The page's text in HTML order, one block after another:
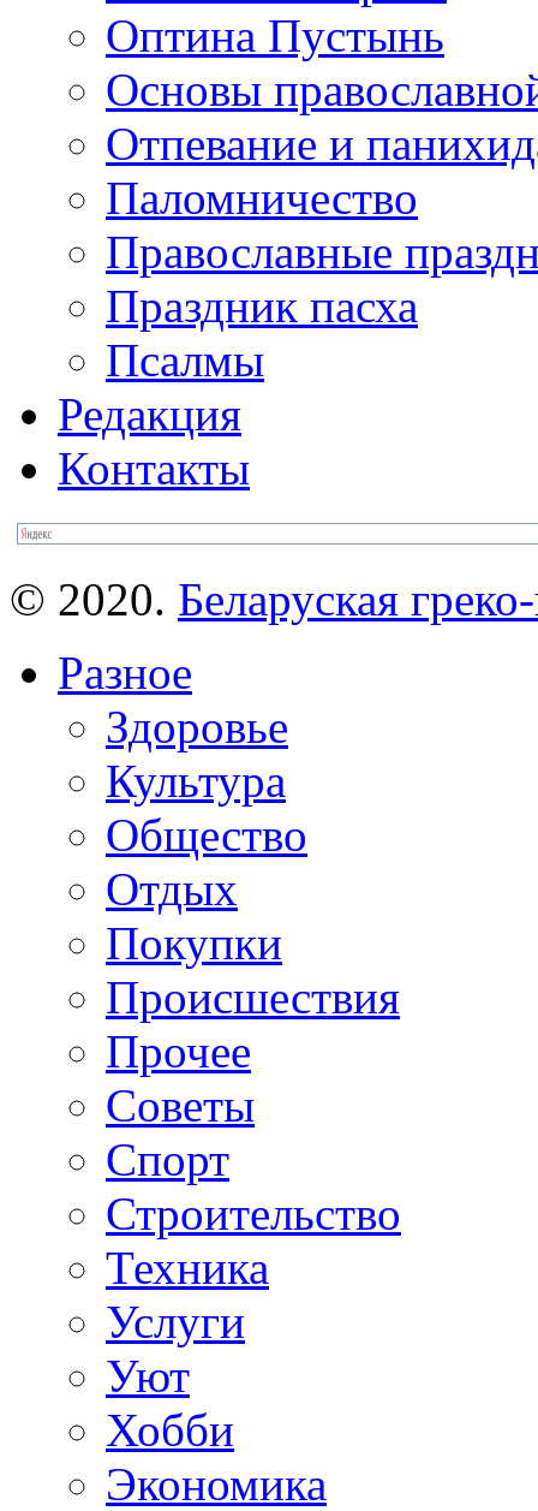
Оптина Пустынь
Основы
Отпевание и
Паломничество
Православные
Праздник пасха
Псалмы
Редакция
Контакты
© 2020. Беларуская
Разное
Здоровье
Культура
Общество
Отдых
Покупки
Происшествия
Прочее
Советы
Спорт
Строительство
Техника
Услуги
Уют
Хобби
Экономика